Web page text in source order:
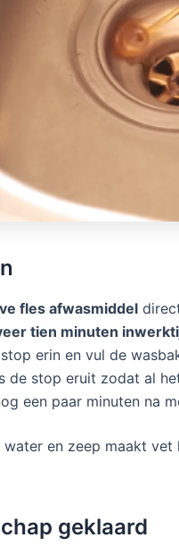
fles afwasmiddel
tien minuten
erin en vul de
de stop eruit zodat al
een paar minuten na
en zeep maakt
geklaard